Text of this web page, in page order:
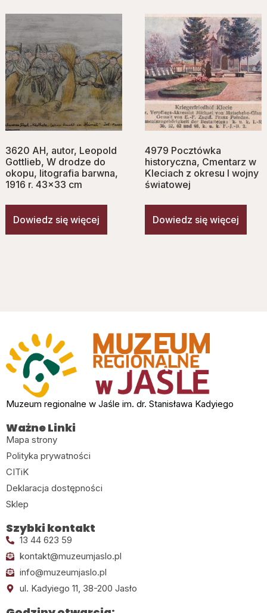
3620 AH, autor, Leopold
Gottlieb, W drodze do
okopu, litografia barwna,
1916 r. 43×33 cm
Dowiedz się więcej
4979 Pocztówka
historyczna, Cmentarz w
Kleciach z okresu I wojny
światowej
Dowiedz się więcej
Muzeum regionalne w Jaśle im. dr. Stanisława Kadyiego
Ważne Linki
Mapa strony
Polityka prywatności
CITiK
Deklaracja dostępności
Sklep
Szybki kontakt
13 44 623 59
kontakt@muzeumjaslo.pl
info@muzeumjaslo.pl
ul. Kadyiego 11, 38-200 Jasło